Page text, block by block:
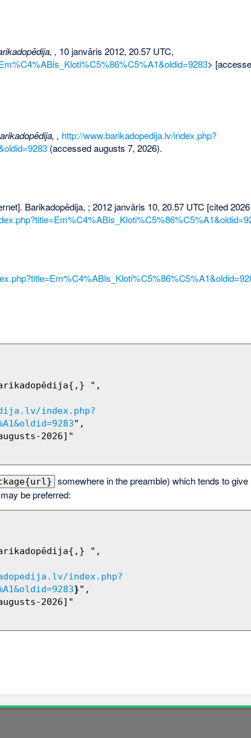
, 10 janvāris 2012, 20.57 UTC,
>
, http://www.barikadopedija.lv/index.php?
(accessed augusts 7, 2026).
Barikadopēdija, ; 2012 janvāris 10, 20.57 UTC [cited
index.php?
",
somewhere in the preamble) which tends to
be preferred:
index.php?
}",